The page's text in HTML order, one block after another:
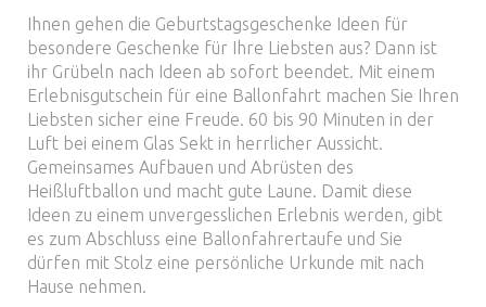
Ihnen gehen die Geburtstagsgeschenke Ideen für
besondere Geschenke für Ihre Liebsten aus? Dann ist
ihr Grübeln nach Ideen ab sofort beendet. Mit einem
Erlebnisgutschein für eine Ballonfahrt machen Sie Ihren
Liebsten sicher eine Freude. 60 bis 90 Minuten in der
Luft bei einem Glas Sekt in herrlicher Aussicht.
Gemeinsames Aufbauen und Abrüsten des
Heißluftballon und macht gute Laune. Damit diese
Ideen zu einem unvergesslichen Erlebnis werden, gibt
es zum Abschluss eine Ballonfahrertaufe und Sie
dürfen mit Stolz eine persönliche Urkunde mit nach
Hause nehmen.